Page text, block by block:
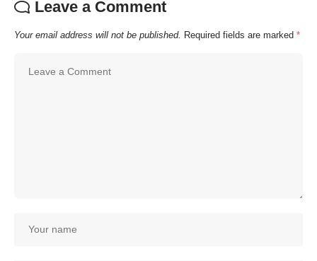
Leave a Comment
Your email address will not be published. Required fields are marked *